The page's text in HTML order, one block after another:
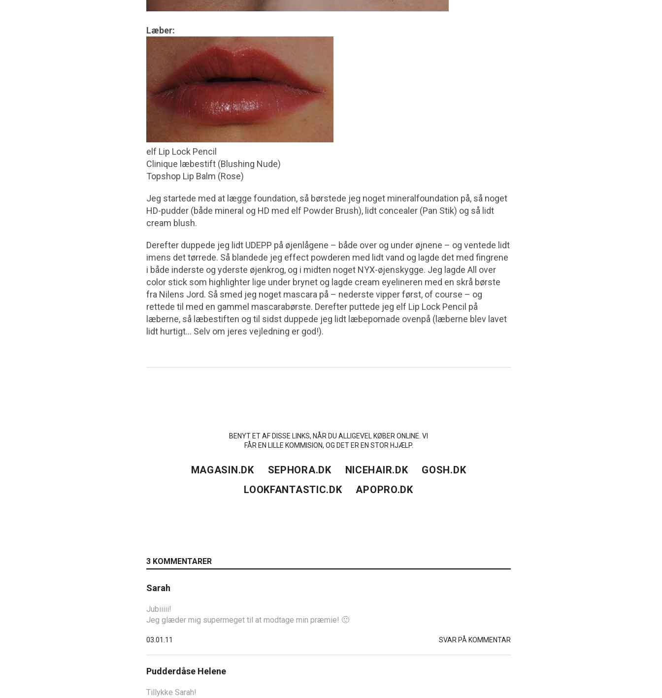
Læber:
elf Lip Lock Pencil
Clinique læbestift (Blushing Nude)
Topshop Lip Balm (Rose)
Jeg startede med at lægge foundation, så børstede jeg noget mineralfoundation på, så noget
HD-pudder (både mineral og HD med elf Powder Brush), lidt concealer (Pan Stik) og så lidt
cream blush.
Derefter duppede jeg lidt UDEPP på øjenlågene – både over og under øjnene – og ventede lidt
imens det tørrede. Så blandede jeg effect powderen med lidt vand og lagde det med fingrene
i både inderste og yderste øjenkrog, og i midten noget NYX-øjenskygge. Jeg lagde All over
color stick som highlighter lige under brynet og lagde cream eyelineren med en skrå børste
fra Nilens Jord. Så smed jeg noget mascara på – nederste vipper først, of course – og
rettede til med en gammel mascarabørste. Derefter puttede jeg elf Lip Lock Pencil på
læberne, så læbestiften og til sidst duppede jeg lidt læbepomade ovenpå (læberne blev lavet
lidt hurtigt… Selv om jeres vejledning er god!).
BENYT ET AF DISSE LINKS, NÅR DU ALLIGEVEL KØBER ONLINE. VI
FÅR EN LILLE KOMMISION, OG DET ER EN STOR HJÆLP.
MAGASIN.DK SEPHORA.DK NICEHAIR.DK
GOSH.DK
LOOKFANTASTIC.DK
APOPRO.DK
3 KOMMENTARER
Sarah
Jubiiiii!
Jeg glæder mig supermeget til at modtage min præmie! 🙂
03.01.11 SVAR PÅ KOMMENTAR
Pudderdåse Helene
Tillykke Sarah!